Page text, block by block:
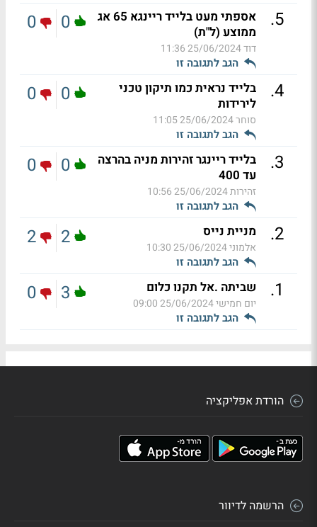
5
.
אספתי מעט בלייד ריינגא 65 אג
ממוצע (ל"ת)
דוד25/06/2024 11:36
הגב לתגובה זו
0
0
4
.
בלייד נראית כמו תיקון טכני
לירידות
סוחר25/06/2024 11:05
הגב לתגובה זו
0
0
3
.
בלייד ריינגר זהירות מניה בהרצה
עד 400
זהירות25/06/2024 10:56
הגב לתגובה זו
0
0
2
. מניית נייס
אלמוני25/06/2024 10:30
הגב לתגובה זו
2
2
1
. שביתה .אל תקנו כלום
יום חמישי25/06/2024 09:00
הגב לתגובה זו
3
0
הורדת אפליקציה
הרשמה לדיוור